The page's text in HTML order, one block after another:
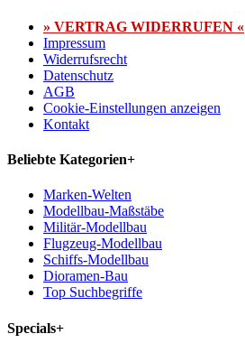
» VERTRAG WIDERRUFEN «
Impressum
Widerrufsrecht
Datenschutz
AGB
Cookie-Einstellungen anzeigen
Kontakt
Beliebte Kategorien+
Marken-Welten
Modellbau-Maßstäbe
Militär-Modellbau
Flugzeug-Modellbau
Schiffs-Modellbau
Dioramen-Bau
Top Suchbegriffe
Specials+